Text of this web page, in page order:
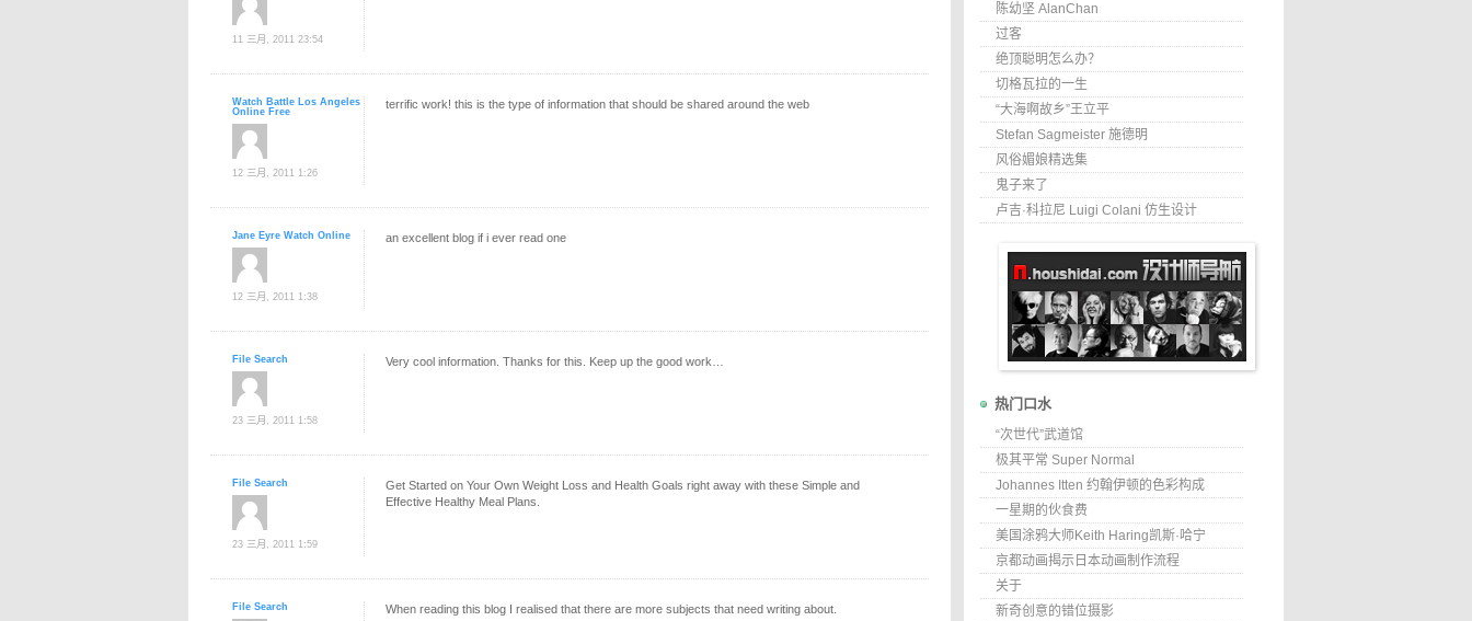
11 三月, 2011 23:54
Watch Battle Los Angeles
Online Free
12 三月, 2011 1:26
terrific work! this is the type of information that should be shared around the web
Jane Eyre Watch Online
12 三月, 2011 1:38
an excellent blog if i ever read one
File Search
23 三月, 2011 1:58
Very cool information. Thanks for this. Keep up the good work…
File Search
23 三月, 2011 1:59
Get Started on Your Own Weight Loss and Health Goals right away with these Simple and
Effective Healthy Meal Plans.
File Search When reading this blog I realised that there are more subjects that need writing about.
陈幼坚 AlanChan
过客
绝顶聪明怎么办？
切格瓦拉的一生
“大海啊故乡”王立平
Stefan Sagmeister 施德明
风俗媚娘精选集
鬼子来了
卢吉·科拉尼 Luigi Colani 仿生设计
热门口水
“次世代”武道馆
极其平常 Super Normal
Johannes Itten 约翰伊顿的色彩构成
一星期的伙食费
美国涂鸦大师Keith Haring凯斯·哈宁
京都动画揭示日本动画制作流程
关于
新奇创意的错位摄影